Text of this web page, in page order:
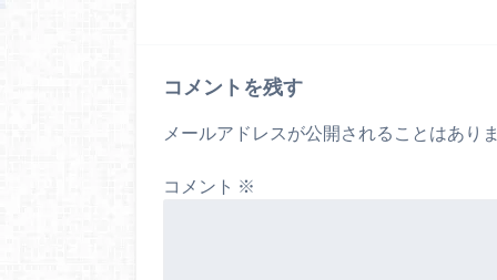
コメントを残す
メールアドレスが公開されることはあり
コメント ※